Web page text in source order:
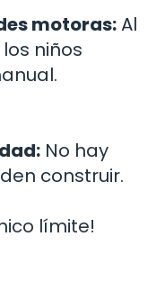
motoras:Al
niños
No hay
construir.
límite!